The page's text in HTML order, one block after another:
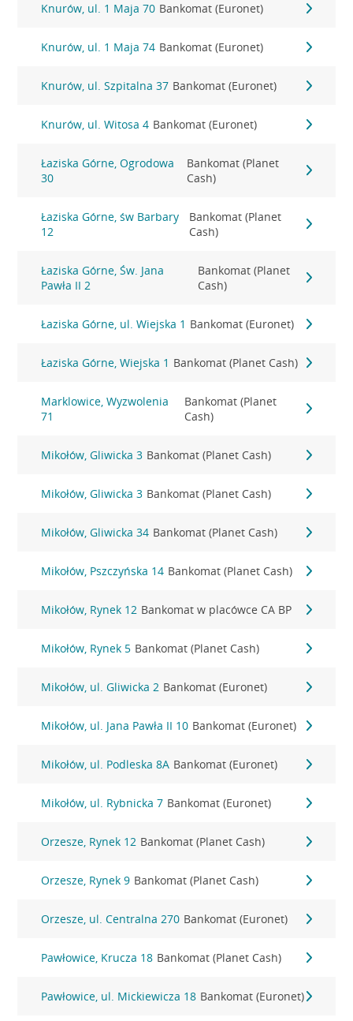
Knurów, ul. 1 Maja 70 Bankomat (Euronet)
Knurów, ul. 1 Maja 74 Bankomat (Euronet)
Knurów, ul. Szpitalna 37 Bankomat (Euronet)
Knurów, ul. Witosa 4 Bankomat (Euronet)
Łaziska Górne, Ogrodowa
30
Bankomat (Planet
Cash)
Łaziska Górne, św Barbary
12
Bankomat (Planet
Cash)
Łaziska Górne, Św. Jana
Pawła II 2
Bankomat (Planet
Cash)
Łaziska Górne, ul. Wiejska 1 Bankomat (Euronet)
Łaziska Górne, Wiejska 1 Bankomat (Planet Cash)
Marklowice, Wyzwolenia
71
Bankomat (Planet
Cash)
Mikołów, Gliwicka 3 Bankomat (Planet Cash)
Mikołów, Gliwicka 3 Bankomat (Planet Cash)
Mikołów, Gliwicka 34 Bankomat (Planet Cash)
Mikołów, Pszczyńska 14 Bankomat (Planet Cash)
Mikołów, Rynek 12 Bankomat w placówce CA BP
Mikołów, Rynek 5 Bankomat (Planet Cash)
Mikołów, ul. Gliwicka 2 Bankomat (Euronet)
Mikołów, ul. Jana Pawła II 10 Bankomat (Euronet)
Mikołów, ul. Podleska 8A Bankomat (Euronet)
Mikołów, ul. Rybnicka 7 Bankomat (Euronet)
Orzesze, Rynek 12 Bankomat (Planet Cash)
Orzesze, Rynek 9 Bankomat (Planet Cash)
Orzesze, ul. Centralna 270 Bankomat (Euronet)
Pawłowice, Krucza 18 Bankomat (Planet Cash)
Pawłowice, ul. Mickiewicza 18 Bankomat (Euronet)